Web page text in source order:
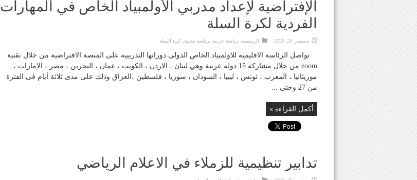
الإفتراضية لإعداد مدربي الأولمبياد الخاص في المهارات
الفردية لكرة السلة
سبتمبر 26, 2020 الرئيسية رياضة عربية رياضة محلية ,كرة السلة
تواصل الرئاسة الاقليمية للاولمبياد الخاص الدولى دوراتها التدريبية على المنصة الافتراضية من خلال تقنية
zoom من خلال مشاركة 15 دولة عربية وهي لبنان ، الاردن ، الكويت ، عمان ، البحرين ، مصر ، الإمارات ،
موريتانيا ، المغرب ، تونس ، ليبيا ، السودان ، سوريا ، فلسطين ،العراق وذلك على مدى ثلاثة أيام فى الفترة
من 27 وحتى ...
أكمل القراءة »
تدابير تنظيمية للزملاء في الاعلام الرياضي